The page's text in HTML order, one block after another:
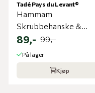
Tadé Pays du Levant®
Hammam
Skrubbehanske &
Sminkefjerner
89,- 99,-
På lager
Kjøp